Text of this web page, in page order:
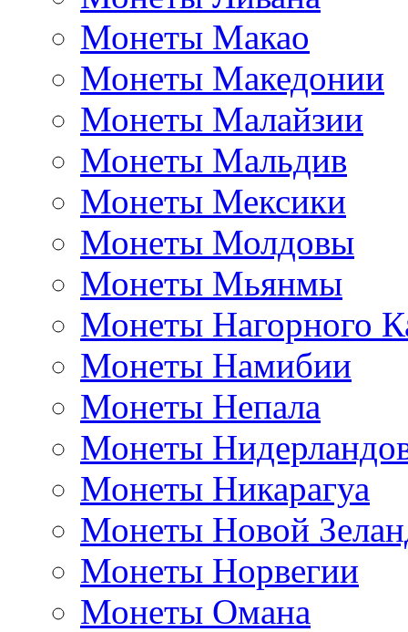
Монеты Макао
Монеты Македонии
Монеты Малайзии
Монеты Мальдив
Монеты Мексики
Монеты Молдовы
Монеты Мьянмы
Монеты Нагорного
Монеты Намибии
Монеты Непала
Монеты
Монеты Никарагуа
Монеты Новой
Монеты Норвегии
Монеты Омана